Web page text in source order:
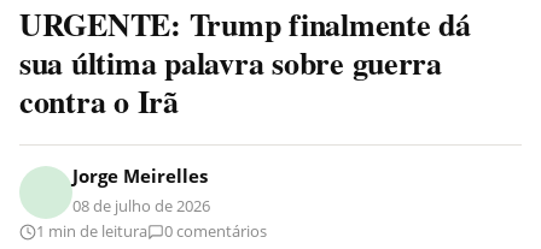
URGENTE: Trump finalmente dá
sua última palavra sobre guerra
contra o Irã
Jorge Meirelles
08 de julho de 2026
1 min de leitura
0 comentários